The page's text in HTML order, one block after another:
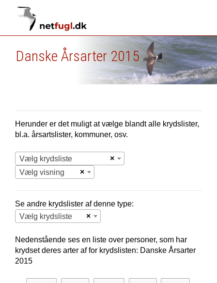
Danske Årsarter 2015
Herunder er det muligt at vælge blandt alle krydslister,
bl.a. årsartslister, kommuner, osv.
×
Vælg krydsliste
×
Vælg visning
Se andre krydslister af denne type:
×
Vælg krydsliste
Nedenstående ses en liste over personer, som har
krydset deres arter af for krydslisten: Danske Årsarter
2015